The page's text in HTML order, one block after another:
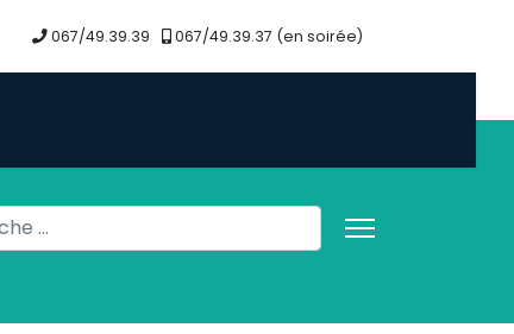
067/49.39.39 067/49.39.37 (en soirée)